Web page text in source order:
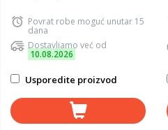
Povrat robe moguć unutar 15
dana
Dostavljamo već od
10.08.2026
Usporedite proizvod